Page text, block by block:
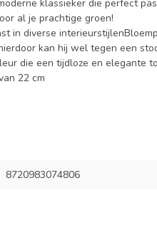
klassieker die perfect
al je prachtige groen!
in diverse
kan hij wel tegen een
die een tijdloze en elegante
22 cm
8720983074806